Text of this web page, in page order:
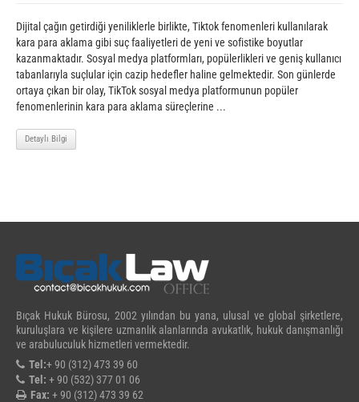
Dijital çağın getirdiği yeniliklerle birlikte, Tiktok fenomenleri kullanılarak
kara para aklama gibi suç faaliyetleri de yeni ve sofistike boyutlar
kazanmaktadır. Sosyal medya platformları, popülerlikleri ve geniş kullanıcı
tabanlarıyla suçlular için cazip hedefler haline gelmektedir. Son günlerde
ortaya çıkan bir olay, TikTok sosyal medya platformunun popüler
fenomenlerinin kara para aklama süreçlerine ...
Detaylı Bilgi
Bıçak Hukuk Bürosu, 2002 yılından bu yana, ulusal ve global şirketlere,
kuruluşlara ve kişilere uzmanlık alanlarında avukatlık, hukuk danışmanlığı
ve arabuluculuk hizmetleri vermektedir.
Tel:+ 90 (312) 473 39 60
Tel: + 90 (532) 377 01 06
Fax: + 90 (312) 473 39 62